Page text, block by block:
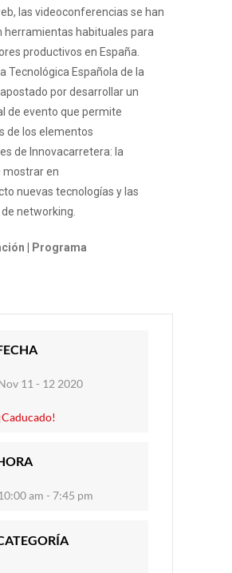
las videoconferencias se han
herramientas habituales para
productivos en España.
Tecnológica Española de la
por desarrollar un
de evento que permite
de los elementos
de Innovacarretera: la
mostrar en
nuevas tecnologías y las
networking.
Programa
11 - 12 2020
am - 7:45 pm